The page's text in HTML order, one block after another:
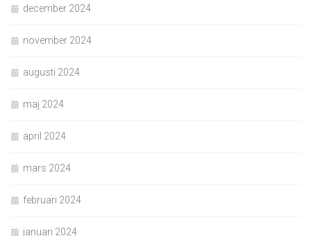
december 2024
november 2024
augusti 2024
maj 2024
april 2024
mars 2024
februari 2024
januari 2024